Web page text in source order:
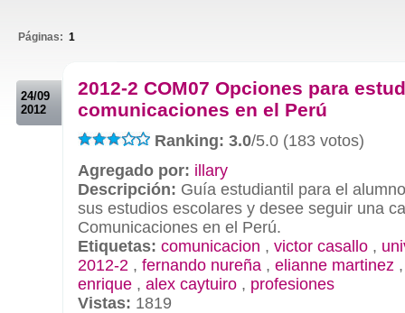
Páginas: 1
24/09
2012
2012-2 COM07 Opciones para
comunicaciones en el Perú
Ranking: 3.0/5.0 (183 votos)
Agregado por: illary
Descripción: Guía estudiantil para el
sus estudios escolares y desee seguir una
Comunicaciones en el Perú.
Etiquetas: comunicacion , victor casallo ,
2012-2 , fernando nureña , elianne martinez
enrique , alex caytuiro , profesiones
Vistas: 1819